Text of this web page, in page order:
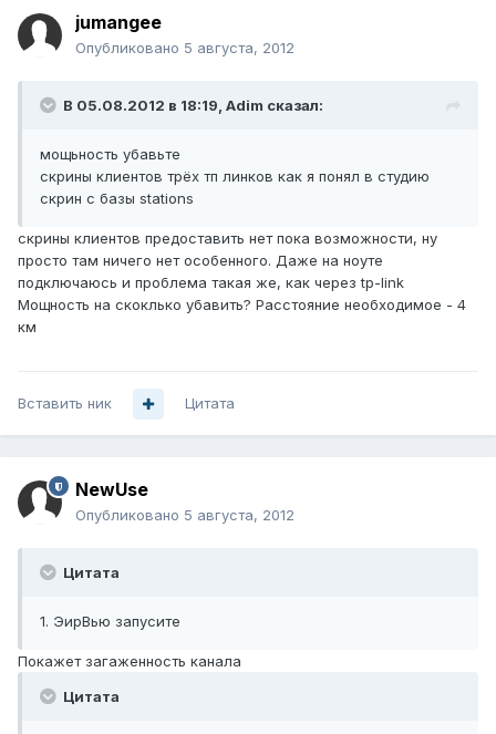
jumangee
Опубликовано 5 августа, 2012
В 05.08.2012 в 18:19, Adim сказал:
мощьность убавьте
скрины клиентов трёх тп линков как я понял в студию
скрин с базы stations
скрины клиентов предоставить нет пока возможности, ну
просто там ничего нет особенного. Даже на ноуте
подключаюсь и проблема такая же, как через tp-link
Мощность на скоклько убавить? Расстояние необходимое - 4
км
Вставить ник Цитата
NewUse
Опубликовано 5 августа, 2012
Цитата
1. ЭирВью запусите
Покажет загаженность канала
Цитата